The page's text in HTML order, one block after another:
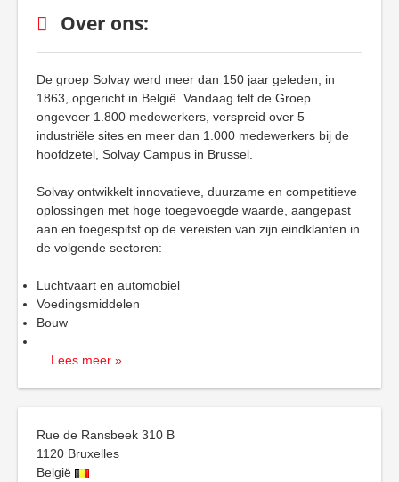
Over ons:
De groep Solvay werd meer dan 150 jaar geleden, in
1863, opgericht in België. Vandaag telt de Groep
ongeveer 1.800 medewerkers, verspreid over 5
industriële sites en meer dan 1.000 medewerkers bij de
hoofdzetel, Solvay Campus in Brussel.
Solvay ontwikkelt innovatieve, duurzame en competitieve
oplossingen met hoge toegevoegde waarde, aangepast
aan en toegespitst op de vereisten van zijn eindklanten in
de volgende sectoren:
Luchtvaart en automobiel
Voedingsmiddelen
Bouw
Lees meer »
Rue de Ransbeek 310 B
1120 Bruxelles
België